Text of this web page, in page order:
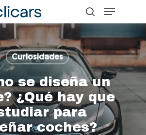
search
Menu
Curiosidades
se diseña un
¿Qué hay que
para
coches?
Menu